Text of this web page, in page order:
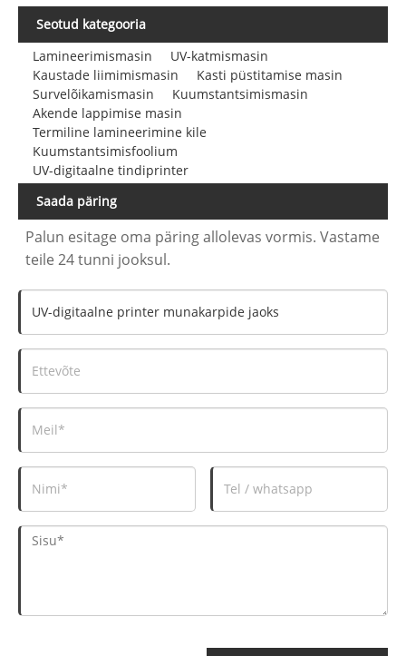
Seotud kategooria
Lamineerimismasin
UV-katmismasin
Kaustade liimimismasin
Kasti püstitamise masin
Survelõikamismasin
Kuumstantsimismasin
Akende lappimise masin
Termiline lamineerimine kile
Kuumstantsimisfoolium
UV-digitaalne tindiprinter
Saada päring
Palun esitage oma päring allolevas vormis. Vastame
teile 24 tunni jooksul.